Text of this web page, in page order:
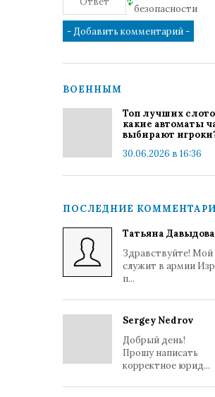
ВОЕННЫМ
Топ лучших
какие автоматы
выбирают
30.06.2026 в 16:36
ПОСЛЕДНИЕ
Татьяна Давыдова
Здравствуйте! Мой
служит в армии
п...
Sergey Nedrov
Добрый день!
Прошу написать
корректное юрид...